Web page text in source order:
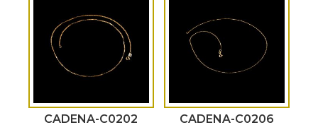
CADENA-C0202 CADENA-C0206